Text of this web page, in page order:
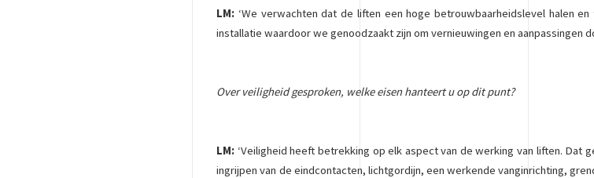
LM: ‘We verwachten dat de liften een hoge betrouwbaarheidslevel halen
installatie waardoor we genoodzaakt zijn om vernieuwingen en aanpassingen
Over veiligheid gesproken, welke eisen hanteert u op dit punt?
LM: ‘Veiligheid heeft betrekking op elk aspect van de werking van liften.
ingrijpen van de eindcontacten, lichtgordijn, een werkende vanginrichting,